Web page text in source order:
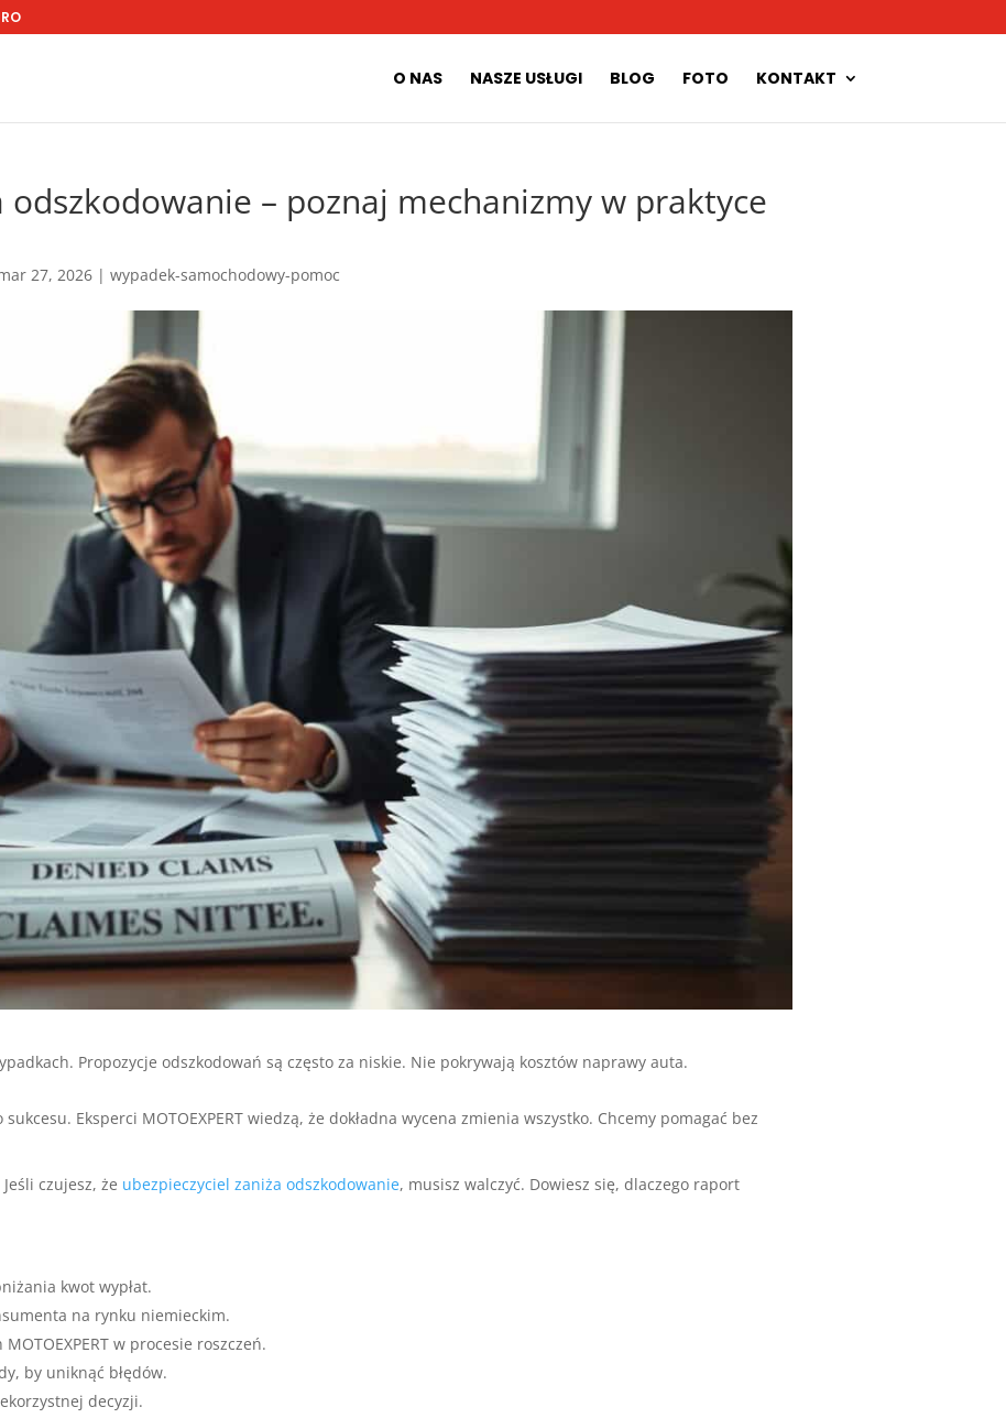
O NAS NASZE USŁUGI BLOG FOTO KONTAKT
odszkodowanie – poznaj mechanizmy w praktyce
27, 2026 |wypadek-samochodowy-pomoc
Propozycje odszkodowań są często za niskie. Nie pokrywają kosztów naprawy auta.
Eksperci MOTOEXPERT wiedzą, że dokładna wycena zmienia wszystko. Chcemy pomagać bez
czujesz, że ubezpieczyciel zaniża odszkodowanie, musisz walczyć. Dowiesz się, dlaczego raport
kwot wypłat.
na rynku niemieckim.
w procesie roszczeń.
by uniknąć błędów.
decyzji.